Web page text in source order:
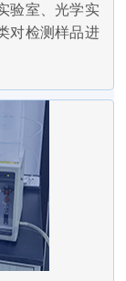
验室、光学实
对检测样品进